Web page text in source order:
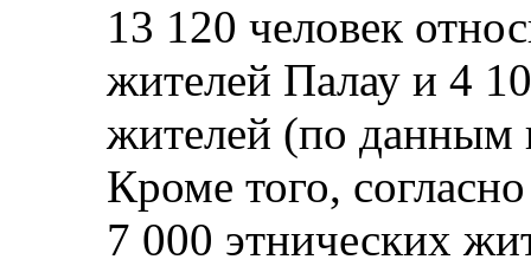
13 120 человек
жителей Палау и 4
жителей (по данным
Кроме того,
7 000 этнических